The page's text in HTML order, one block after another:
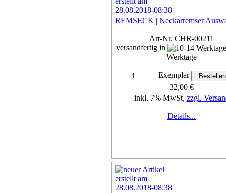
REMSECK | Neckarremser
Art-Nr. CHR-00211
versandfertig in
Werktage
Exemplar
32,00 €
inkl. 7% MwSt, zzgl.
Details...